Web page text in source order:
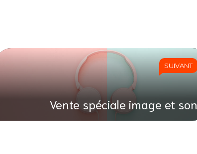
SUIVANT
Vente spéciale image et son